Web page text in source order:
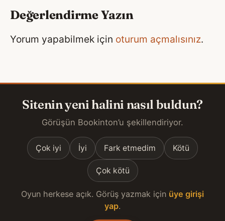
Değerlendirme Yazın
Yorum yapabilmek için oturum açmalısınız.
Sitenin yeni halini nasıl buldun?
Görüşün Bookinton’u şekillendiriyor.
Çok iyi İyi Fark etmedim Kötü
Çok kötü
Oyun herkese açık. Görüş yazmak için üye girişi
yap.